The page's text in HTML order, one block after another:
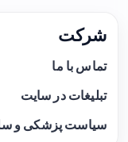
شرکت
تماس با ما
تبلیغات در سایت
سیاست پزشکی و